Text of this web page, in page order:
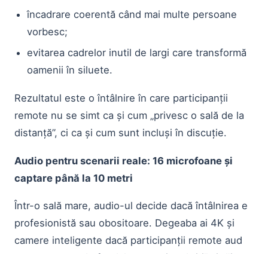
încadrare coerentă când mai multe persoane
vorbesc;
evitarea cadrelor inutil de largi care transformă
oamenii în siluete.
Rezultatul este o întâlnire în care participanții
remote nu se simt ca și cum „privesc o sală de la
distanță”, ci ca și cum sunt incluși în discuție.
Audio pentru scenarii reale: 16 microfoane și
captare până la 10 metri
Într-o sală mare, audio-ul decide dacă întâlnirea e
profesionistă sau obositoare. Degeaba ai 4K și
camere inteligente dacă participanții remote aud